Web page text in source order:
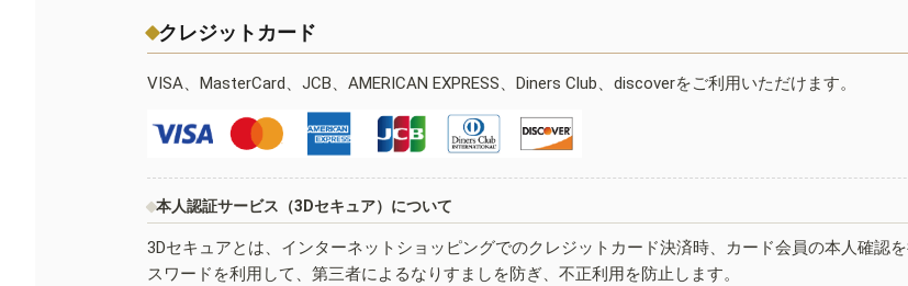
クレジットカード
VISA、MasterCard、JCB、AMERICAN EXPRESS、Diners Club、discoverをご利用いただけます。
本人認証サービス（3Dセキュア）について
3Dセキュアとは、インターネットショッピングでのクレジットカード決済時、カード会員の本人確認
スワードを利用して、第三者によるなりすましを防ぎ、不正利用を防止します。